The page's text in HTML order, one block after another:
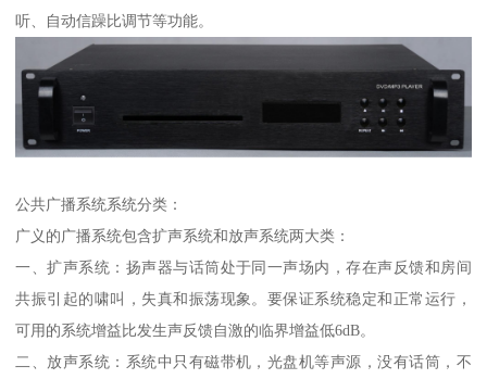
听、自动信躁比调节等功能。
公共广播系统系统分类：
广义的广播系统包含扩声系统和放声系统两大类：
一、扩声系统：扬声器与话筒处于同一声场内，存在声反馈和房间
共振引起的啸叫，失真和振荡现象。要保证系统稳定和正常运行，
可用的系统增益比发生声反馈自激的临界增益低6dB。
二、放声系统：系统中只有磁带机，光盘机等声源，没有话筒，不